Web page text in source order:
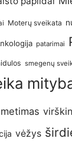
Moterų sveikata
patarimai
smegenų
vėžys